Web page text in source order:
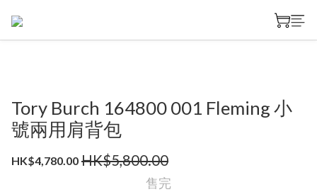
Tory Burch 164800 001 Fleming 小
號兩用肩背包
HK$4,780.00 HK$5,800.00
售完